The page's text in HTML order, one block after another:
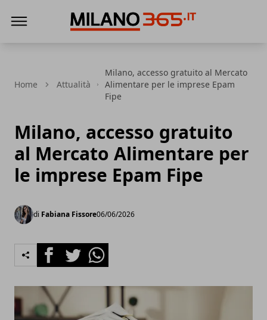
Home Attualità
Milano, accesso gratuito al Mercato
Alimentare per le imprese Epam
Fipe
Milano, accesso gratuito
al Mercato Alimentare per
le imprese Epam Fipe
di Fabiana Fissore06/06/2026
FacebookTwitterWhatsapp